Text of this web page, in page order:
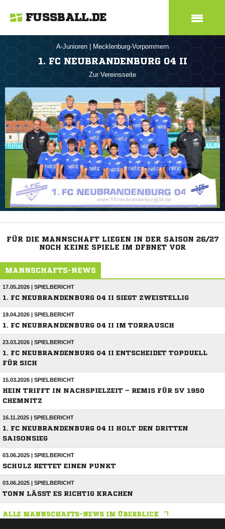
FUSSBALL.DE
A-Junioren Mecklenburg-Vorpommern
1. FC NEUBRANDENBURG 04 II
Zur Vereinsseite
FÜR DIE MANNSCHAFT LIEGEN IN DER SAISON 26/27
NOCH KEINE SPIELE IM DFBNET VOR
MANNSCHAFTS-NEWS
17.05.2026 | SPIELBERICHT
1. FC NEUBRANDENBURG 04 II SIEGT ZWEISTELLIG
19.04.2026 | SPIELBERICHT
1. FC NEUBRANDENBURG 04 II IM TORRAUSCH
23.03.2026 | SPIELBERICHT
1. FC NEUBRANDENBURG 04 II ENTSCHEIDET TOPDUELL
FÜR SICH
15.03.2026 | SPIELBERICHT
HEIN TRIFFT IN NACHSPIELZEIT – REMIS FÜR SV 1950
CHEMNITZ
16.11.2025 | SPIELBERICHT
1. FC NEUBRANDENBURG 04 II HOLT DEN DRITTEN
SAISONSIEG
03.06.2025 | SPIELBERICHT
SCHULZ RETTET EINEN PUNKT
03.06.2025 | SPIELBERICHT
TONN LÄSST ES RICHTIG KRACHEN
ALLE MANNSCHAFTS-NEWS IM ÜBERBLICK